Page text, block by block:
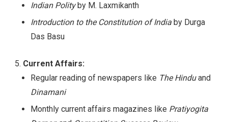
Indian Polityby M. Laxmikanth
Introduction to the Constitution of India by Durga
Das Basu
Current Affairs:
Regular reading of newspapers like The Hinduand
Dinamani
Monthly current affairs magazines like Pratiyogita